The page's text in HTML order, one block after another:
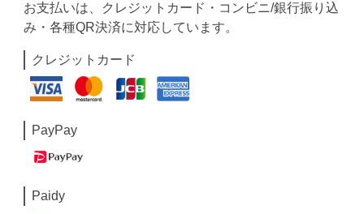
お支払いは、クレジットカード・コンビニ/銀行振り込
み・各種QR決済に対応しています。
クレジットカード
PayPay
Paidy